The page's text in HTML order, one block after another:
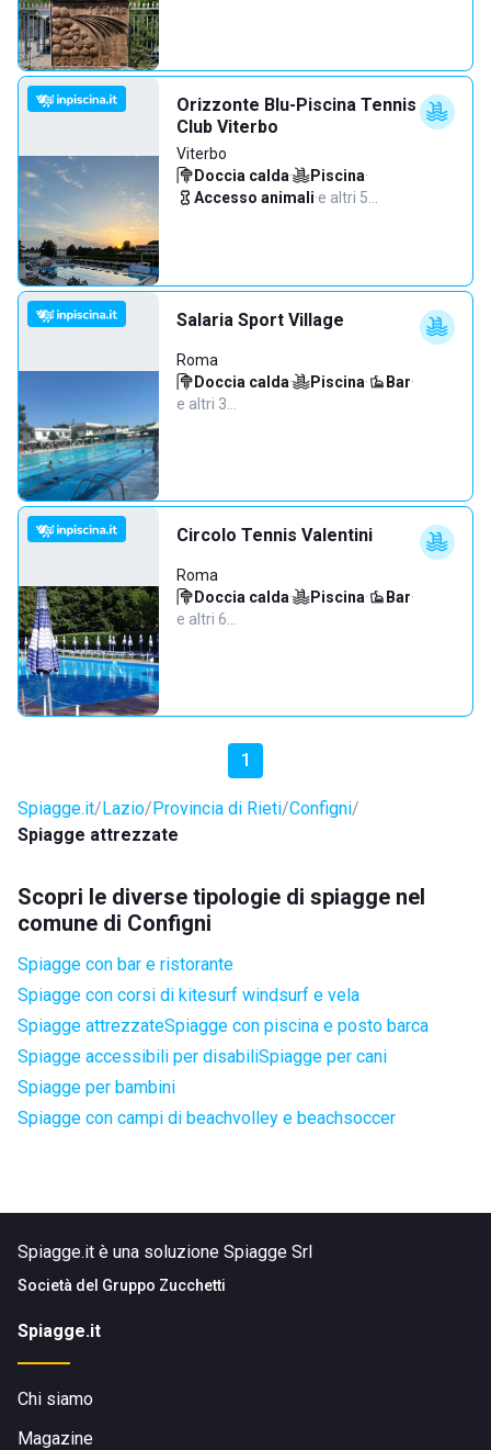
Orizzonte Blu-Piscina Tennis
Club Viterbo
Viterbo
Doccia calda· Piscina·
Accesso animali·e altri 5…
Salaria Sport Village
Roma
Doccia calda· Piscina· Bar·
e altri 3…
Circolo Tennis Valentini
Roma
Doccia calda· Piscina· Bar·
e altri 6…
1
Spiagge.it Lazio Provincia di Rieti Configni
Spiagge attrezzate
Scopri le diverse tipologie di spiagge nel
comune di Configni
Spiagge con bar e ristorante
Spiagge con corsi di kitesurf windsurf e vela
Spiagge attrezzateSpiagge con piscina e posto barca
Spiagge accessibili per disabiliSpiagge per cani
Spiagge per bambini
Spiagge con campi di beachvolley e beachsoccer
Spiagge.it è una soluzione Spiagge Srl
Società del Gruppo Zucchetti
Spiagge.it
Chi siamo
Magazine